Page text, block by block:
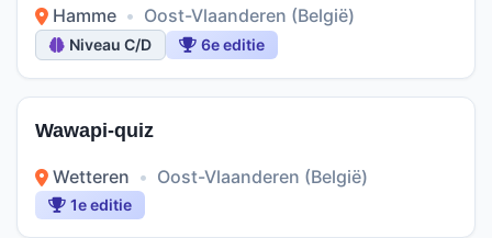
Hamme • Oost-Vlaanderen (België)
Niveau C/D 6e editie
Wawapi-quiz
Wetteren • Oost-Vlaanderen (België)
1e editie